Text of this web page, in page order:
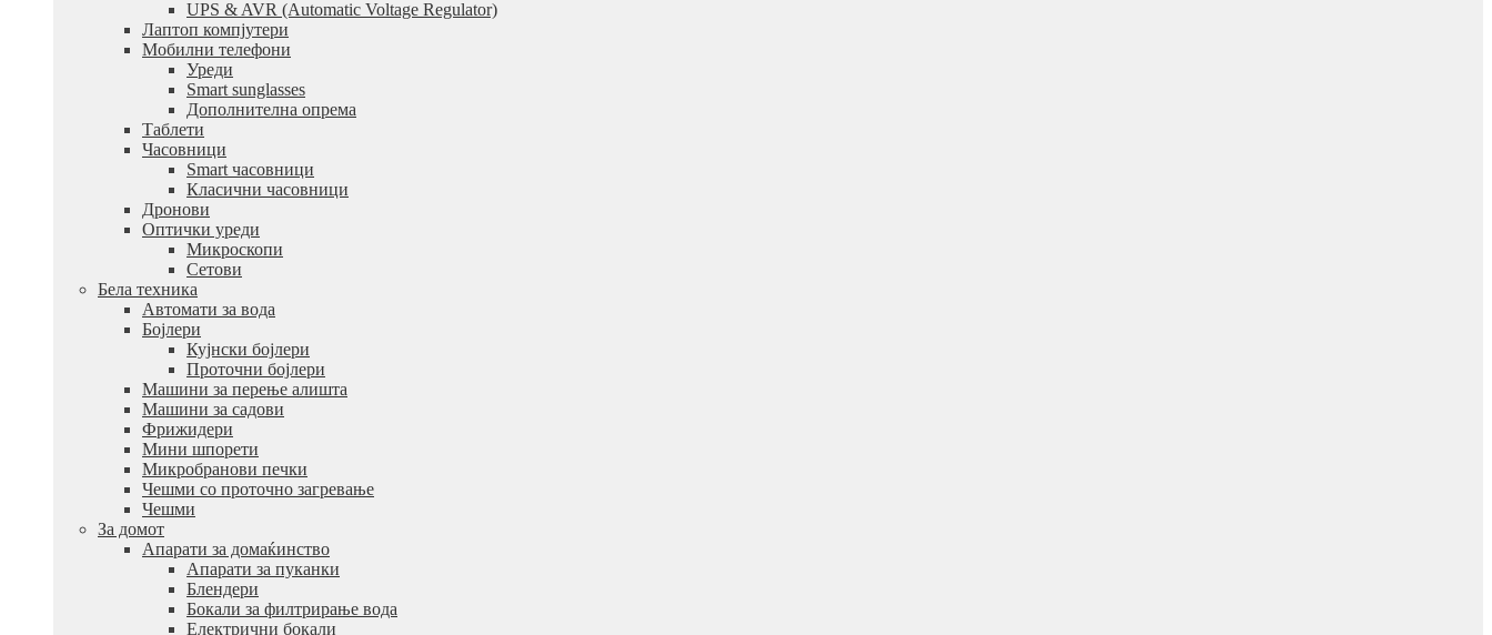
UPS & AVR (Automatic Voltage Regulator)
Лаптоп компјутери
Мобилни телефони
Уреди
Smart sunglasses
Дополнителна опрема
Таблети
Часовници
Smart часовници
Класични часовници
Дронови
Оптички уреди
Микроскопи
Сетови
Бела техника
Автомати за вода
Бојлери
Кујнски бојлери
Проточни бојлери
Машини за перење алишта
Машини за садови
Фрижидери
Мини шпорети
Микробранови печки
Чешми со проточно загревање
Чешми
За домот
Апарати за домаќинство
Апарати за пуканки
Блендери
Бокали за филтрирање вода
Електрични бокали